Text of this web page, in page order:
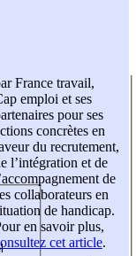
France travail,
emploi et ses
pour ses
concrètes en
du recrutement,
l’intégration et de
de
collaborateurs en
de handicap.
en savoir plus,
cet article.